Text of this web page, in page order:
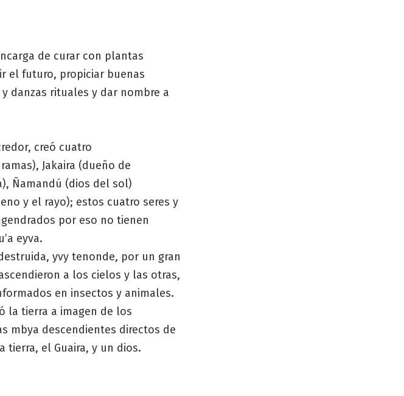
de curar con plantas
el futuro, propiciar buenas
danzas rituales y dar nombre a
creó cuatro
Jakaira (dueño de
Ñamandú (dios del sol)
y el rayo); estos cuatro seres y
por eso no tienen
eyva.
yvy tenonde, por un gran
a los cielos y las otras,
en insectos y animales.
la tierra a imagen de los
mbya descendientes directos de
tierra, el Guaira, y un dios.